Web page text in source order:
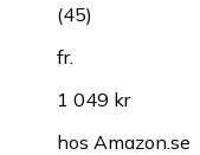
(45)
fr.
1 049 kr
hos Amazon.se